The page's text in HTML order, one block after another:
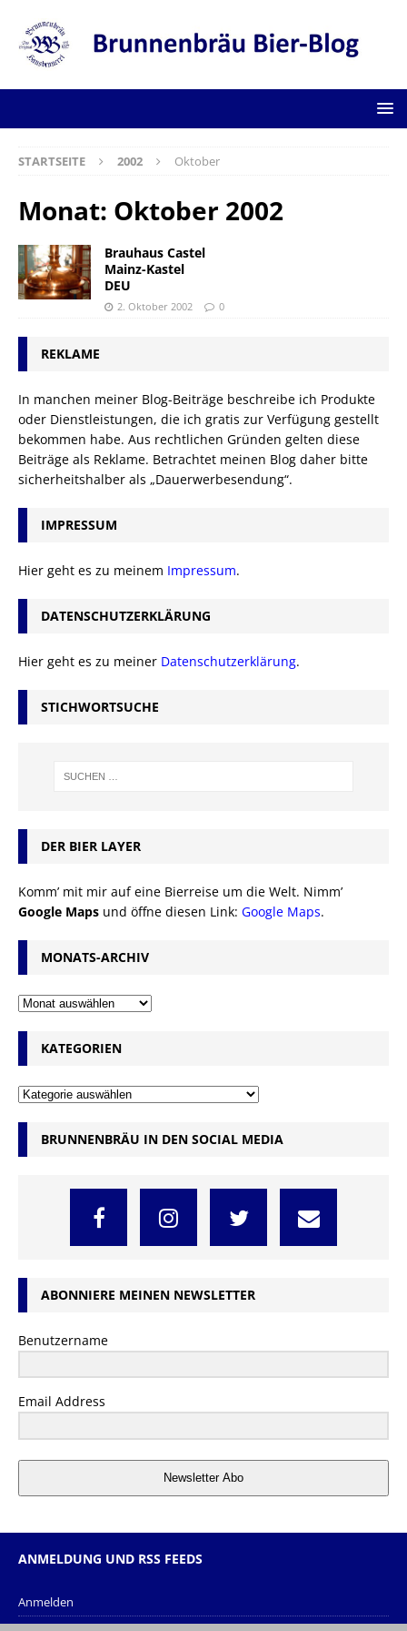
STARTSEITE 2002 Oktober
Monat: Oktober 2002
Brauhaus Castel
Mainz-Kastel
DEU
2. Oktober 2002 0
REKLAME
In manchen meiner Blog-Beiträge beschreibe ich Produkte
oder Dienstleistungen, die ich gratis zur Verfügung gestellt
bekommen habe. Aus rechtlichen Gründen gelten diese
Beiträge als Reklame. Betrachtet meinen Blog daher bitte
sicherheitshalber als „Dauerwerbesendung“.
IMPRESSUM
Hier geht es zu meinem Impressum.
DATENSCHUTZERKLÄRUNG
Hier geht es zu meiner Datenschutzerklärung.
STICHWORTSUCHE
DER BIER LAYER
Komm’ mit mir auf eine Bierreise um die Welt. Nimm’
Google Maps und öffne diesen Link: Google Maps.
MONATS-ARCHIV
KATEGORIEN
BRUNNENBRÄU IN DEN SOCIAL MEDIA
ABONNIERE MEINEN NEWSLETTER
Benutzername
Email Address
Newsletter Abo
ANMELDUNG UND RSS FEEDS
Anmelden